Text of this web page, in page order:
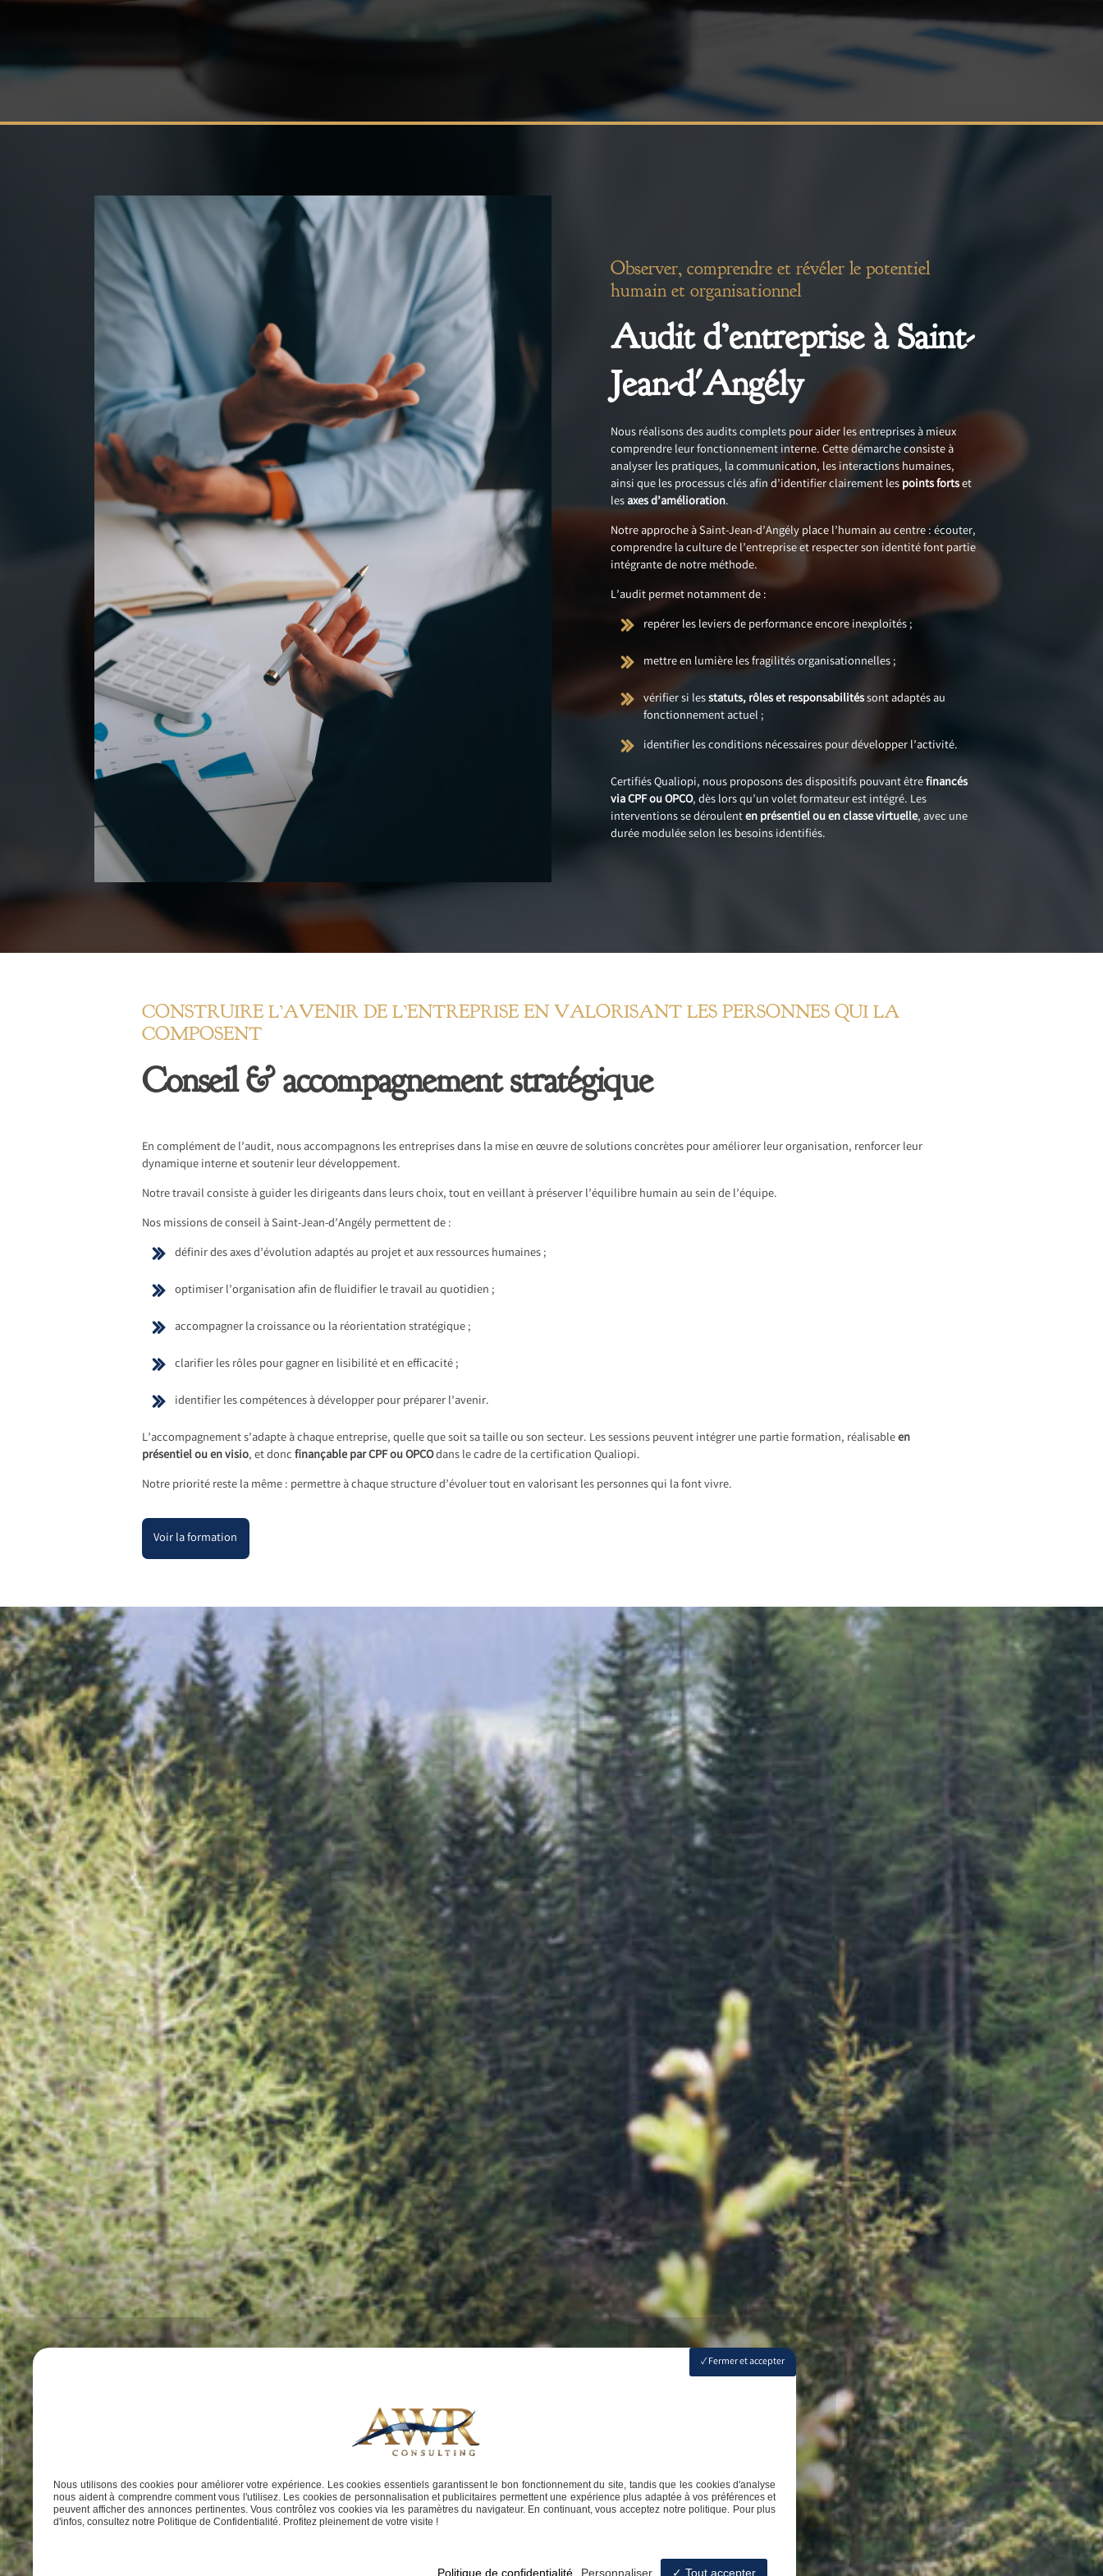
Observer, comprendre et révéler le potentiel
humain et organisationnel
Audit d’entreprise à Saint-
Jean-d'Angély
Nous réalisons des audits complets pour aider les entreprises à mieux
comprendre leur fonctionnement interne. Cette démarche consiste à
analyser les pratiques, la communication, les interactions humaines,
ainsi que les processus clés afin d’identifier clairement lespoints fortset
lesaxes d’amélioration.
Notre approche à Saint-Jean-d’Angély place l’humain au centre : écouter,
comprendre la culture de l’entreprise et respecter son identité font partie
intégrante de notre méthode.
L’audit permet notamment de :
repérer les leviers de performance encore inexploités ;
mettre en lumière les fragilités organisationnelles ;
vérifier si lesstatuts, rôles et responsabilitéssont adaptés au
fonctionnement actuel ;
identifier les conditions nécessaires pour développer l’activité.
Certifiés Qualiopi, nous proposons des dispositifs pouvant êtrefinancés
via CPF ou OPCO, dès lors qu’un volet formateur est intégré. Les
interventions se déroulenten présentiel ou en classe virtuelle, avec une
durée modulée selon les besoins identifiés.
CONSTRUIRE L’AVENIR DE L’ENTREPRISE EN VALORISANT LES PERSONNES QUI LA
COMPOSENT
Conseil & accompagnement stratégique
En complément de l’audit, nous accompagnons les entreprises dans la mise en œuvre de solutions concrètes pour améliorer leur organisation, renforcer leur
dynamique interne et soutenir leur développement.
Notre travail consiste à guider les dirigeants dans leurs choix, tout en veillant à préserver l’équilibre humain au sein de l’équipe.
Nos missions de conseil à Saint-Jean-d’Angély permettent de :
définir des axes d’évolution adaptés au projet et aux ressources humaines ;
optimiser l’organisation afin de fluidifier le travail au quotidien ;
accompagner la croissance ou la réorientation stratégique ;
clarifier les rôles pour gagner en lisibilité et en efficacité ;
identifier les compétences à développer pour préparer l’avenir.
L’accompagnement s’adapte à chaque entreprise, quelle que soit sa taille ou son secteur. Les sessions peuvent intégrer une partie formation, réalisableen
présentiel ou en visio, et doncfinançable par CPF ou OPCOdans le cadre de la certification Qualiopi.
Notre priorité reste la même : permettre à chaque structure d’évoluer tout en valorisant les personnes qui la font vivre.
Voir la formation
Fermer et accepter
Nous utilisons des cookies pour améliorer votre expérience. Les cookies essentiels garantissent le bon fonctionnement du site, tandis que les cookies d'analyse
nous aident à comprendre comment vous l'utilisez. Les cookies de personnalisation et publicitaires permettent une expérience plus adaptée à vos préférences et
peuvent afficher des annonces pertinentes. Vous contrôlez vos cookies via les paramètres du navigateur. En continuant, vous acceptez notre politique. Pour plus
d'infos, consultez notre Politique de Confidentialité. Profitez pleinement de votre visite !
Tout accepter
Personnaliser
Politique de confidentialité